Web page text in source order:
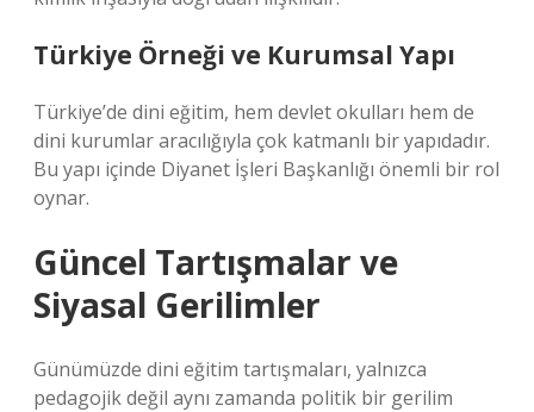
Türkiye Örneği ve Kurumsal Yapı
Türkiye’de dini eğitim, hem devlet okulları hem de
dini kurumlar aracılığıyla çok katmanlı bir yapıdadır.
Bu yapı içinde Diyanet İşleri Başkanlığı önemli bir rol
oynar.
Güncel Tartışmalar ve
Siyasal Gerilimler
Günümüzde dini eğitim tartışmaları, yalnızca
pedagojik değil aynı zamanda politik bir gerilim